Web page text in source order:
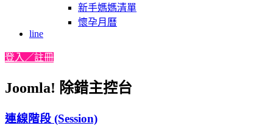
新手媽媽清單
懷孕月曆
line
登入／註冊
Joomla! 除錯主控台
連線階段 (Session)